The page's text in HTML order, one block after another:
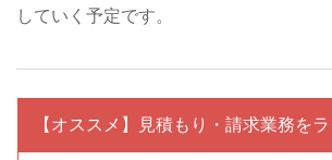
していく予定です。
【オススメ】見積もり・請求業務を